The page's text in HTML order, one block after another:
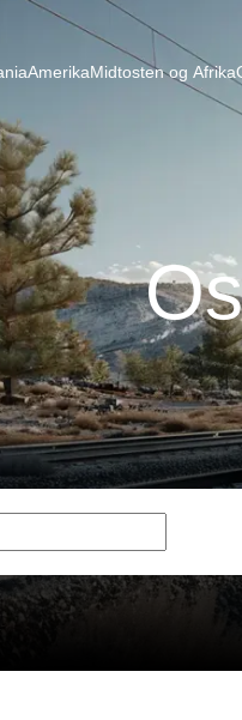
AmerikaMidtosten og Afrika